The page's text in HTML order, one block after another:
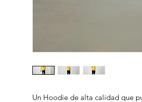
Un Hoodie de alta calidad que